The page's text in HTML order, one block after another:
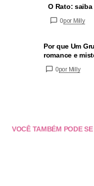
O Rato:
0por Milly
Por que Um
romance e
0por Milly
VOCÊ TAMBÉM PODE